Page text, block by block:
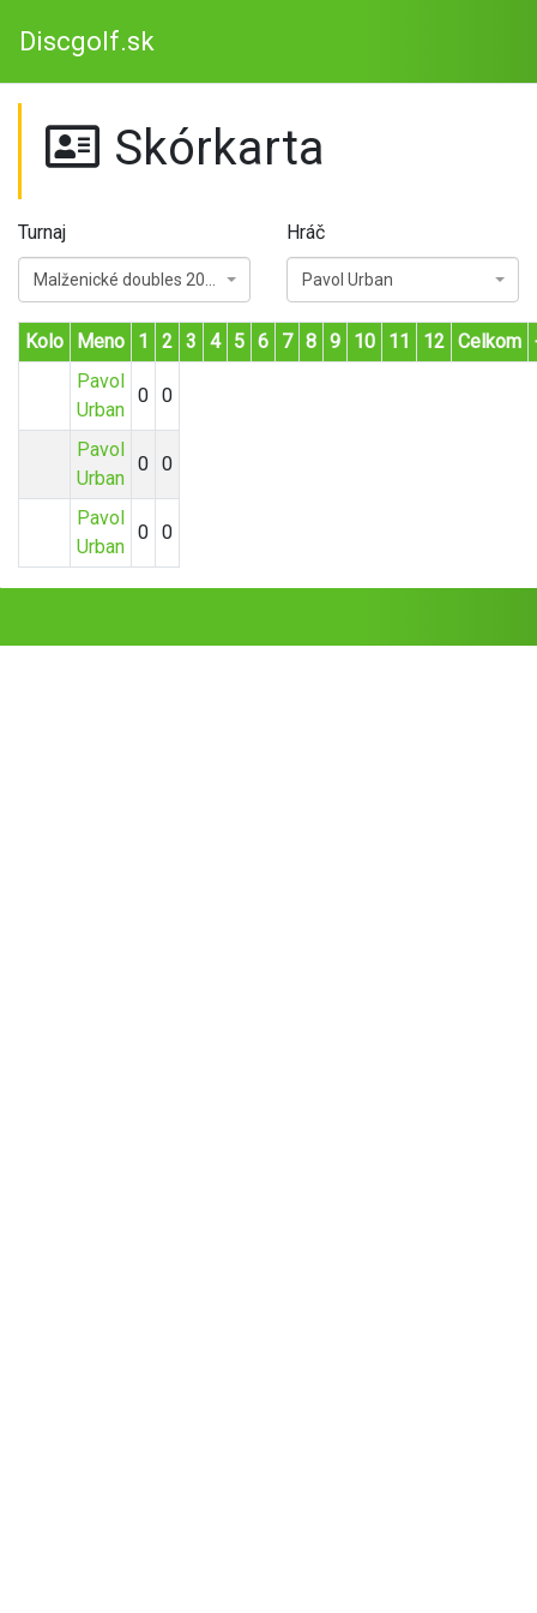
Discgolf.sk
Skórkarta
Turnaj Hráč
Pavol Urban
Kolo Meno 1 2 3 4 5 6 7 8 9 10 11 12 Celkom
Pavol
Urban
0 0
Pavol
Urban
0 0
Pavol
Urban
0 0